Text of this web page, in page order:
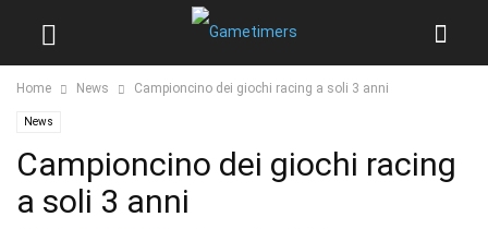
Home News Campioncino dei giochi racing a soli 3 anni
News
Campioncino dei giochi racing
a soli 3 anni